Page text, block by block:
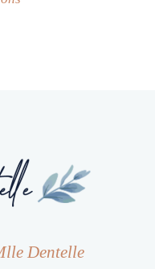
Dentelle